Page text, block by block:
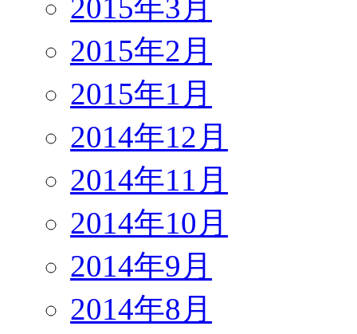
2015年3月
2015年2月
2015年1月
2014年12月
2014年11月
2014年10月
2014年9月
2014年8月